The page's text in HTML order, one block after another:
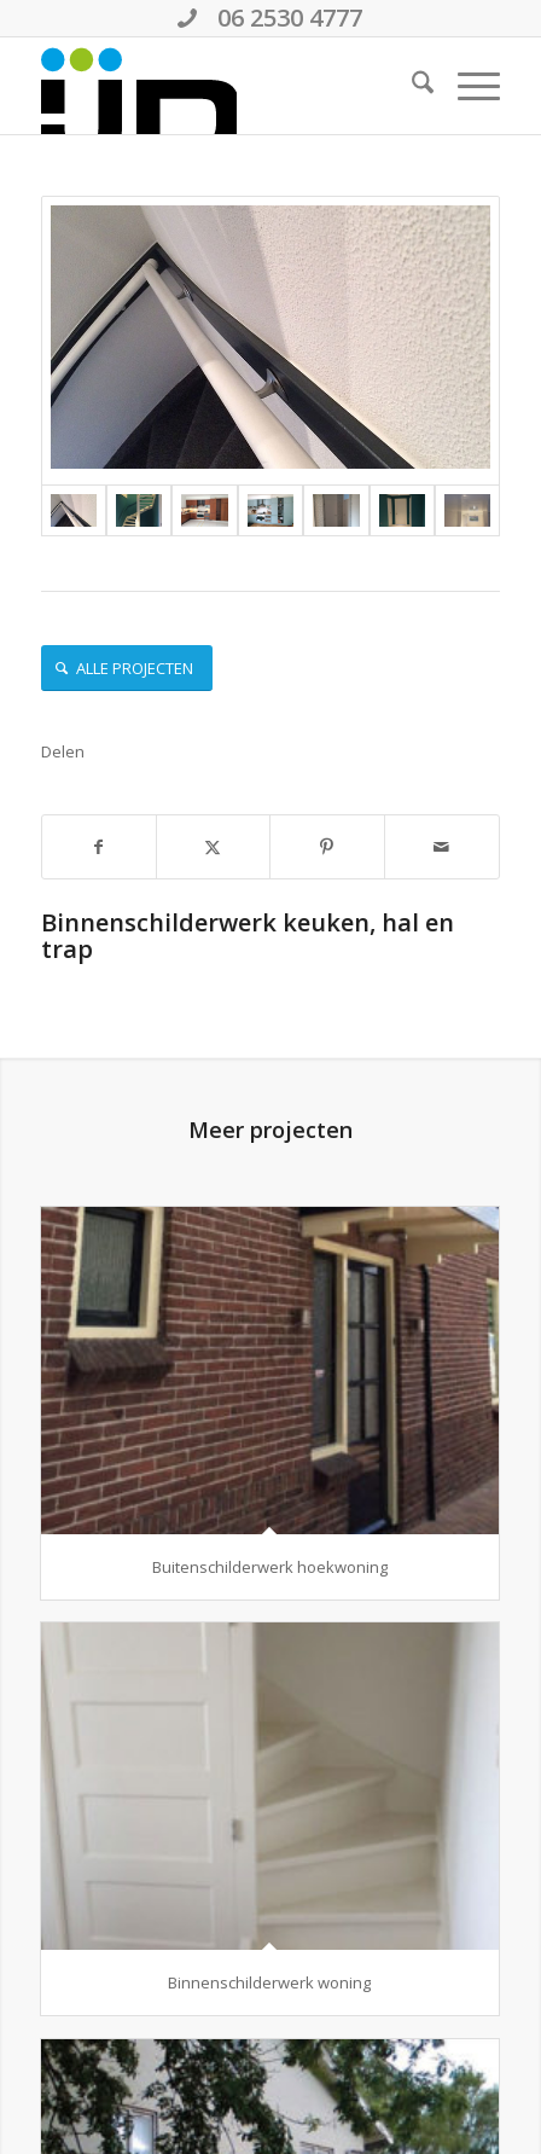
06 2530 4777
ALLE PROJECTEN
Delen
Binnenschilderwerk keuken, hal en
trap
Meer projecten
Buitenschilderwerk hoekwoning
Binnenschilderwerk woning